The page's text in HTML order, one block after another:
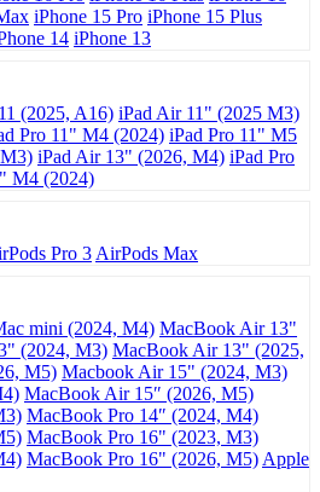
iPhone 15 Pro iPhone 15 Plus
14 iPhone 13
(2025, A16) iPad Air 11" (2025 M3)
Pro 11" M4 (2024) iPad Pro 11" M5
iPad Air 13" (2026, M4) iPad Pro
M4 (2024)
Pro 3 AirPods Max
mini (2024, M4) MacBook Air 13"
(2024, M3) MacBook Air 13" (2025,
M5) Macbook Air 15" (2024, M3)
MacBook Air 15″ (2026, M5)
MacBook Pro 14″ (2024, M4)
MacBook Pro 16" (2023, M3)
MacBook Pro 16" (2026, M5) Apple